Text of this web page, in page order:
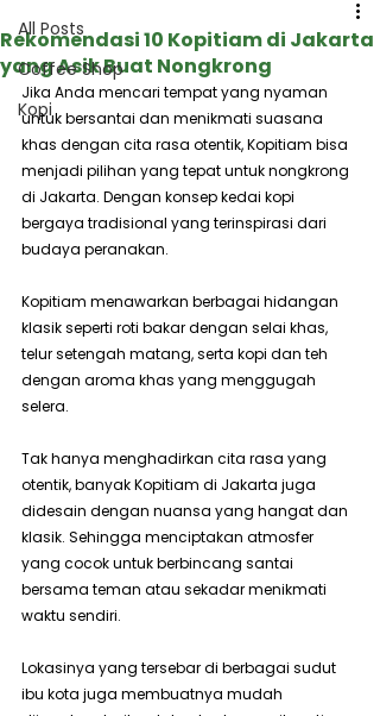
All Posts
Coffee Shop
Kopi
Rekomendasi 10 Kopitiam di Jakarta
yang Asik Buat Nongkrong
Jika Anda mencari tempat yang nyaman
untuk bersantai dan menikmati suasana
khas dengan cita rasa otentik, Kopitiam bisa
menjadi pilihan yang tepat untuk nongkrong
di Jakarta. Dengan konsep kedai kopi
bergaya tradisional yang terinspirasi dari
budaya peranakan.
Kopitiam menawarkan berbagai hidangan
klasik seperti roti bakar dengan selai khas,
telur setengah matang, serta kopi dan teh
dengan aroma khas yang menggugah
selera.
Tak hanya menghadirkan cita rasa yang
otentik, banyak Kopitiam di Jakarta juga
didesain dengan nuansa yang hangat dan
klasik. Sehingga menciptakan atmosfer
yang cocok untuk berbincang santai
bersama teman atau sekadar menikmati
waktu sendiri.
Lokasinya yang tersebar di berbagai sudut
ibu kota juga membuatnya mudah